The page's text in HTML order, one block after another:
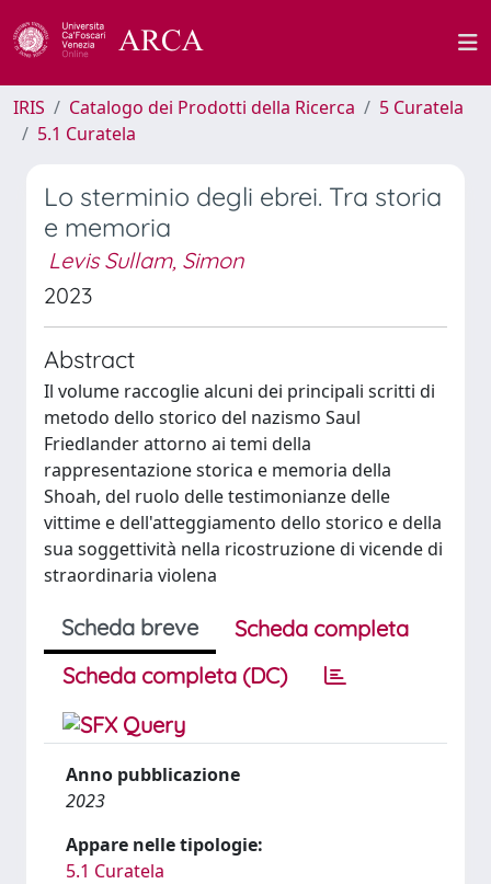
IRIS Catalogo dei Prodotti della Ricerca
5 Curatela
5.1 Curatela
Lo sterminio degli ebrei. Tra storia
e memoria
Levis Sullam, Simon
2023
Abstract
Il volume raccoglie alcuni dei principali scritti di
metodo dello storico del nazismo Saul
Friedlander attorno ai temi della
rappresentazione storica e memoria della
Shoah, del ruolo delle testimonianze delle
vittime e dell'atteggiamento dello storico e della
sua soggettività nella ricostruzione di vicende di
straordinaria violena
Scheda breve
Scheda completa
Scheda completa (DC)
Anno pubblicazione
2023
Appare nelle tipologie:
5.1 Curatela